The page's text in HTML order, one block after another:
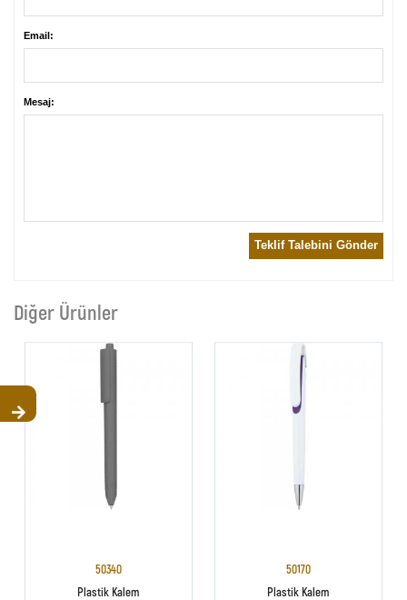
Email:
Mesaj:
Teklif Talebini Gönder
Diğer Ürünler
50340
Plastik Kalem
50170
Plastik Kalem